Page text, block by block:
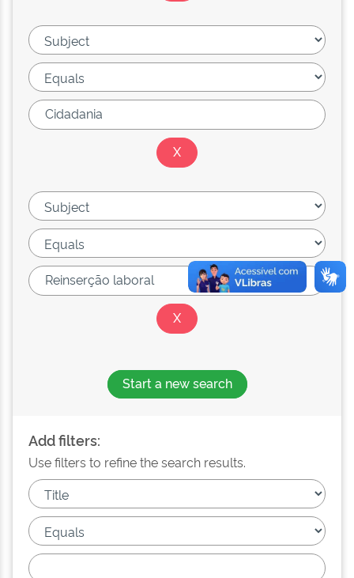
Start a new search
Add filters:
Use filters to refine the search results.